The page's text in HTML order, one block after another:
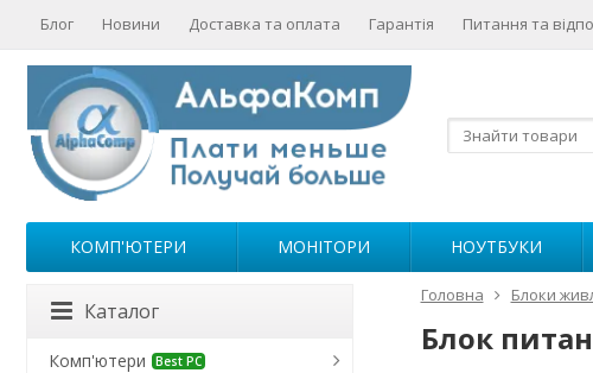
Блог Новини Доставка та оплата Гарантія Питання та
КОМП'ЮТЕРИ МОНІТОРИ НОУТБУКИ
Головна Блоки
Блок
Каталог
Комп'ютери Best PC